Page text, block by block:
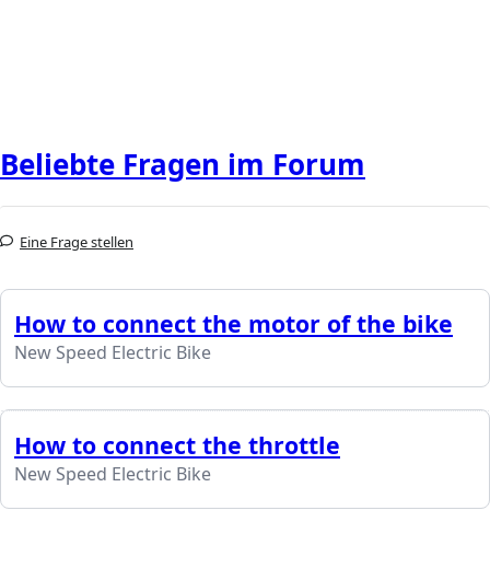
Beliebte Fragen im Forum
Eine Frage stellen
How to connect the motor of the bike
New Speed Electric Bike
How to connect the throttle
New Speed Electric Bike